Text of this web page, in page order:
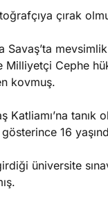
çırak
Savaş’ta
Milliyetçi Cephe
kovmuş.
Katliamı’na tanık
16
üniversite